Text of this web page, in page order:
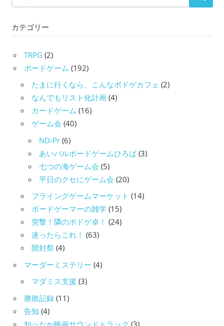
カテゴリー
TRPG (2)
ボードゲーム (192)
たまに行くなら、こんなボドゲカフェ (2)
なんでもリスト化計画 (4)
カードゲーム (16)
ゲーム会 (40)
ND-Pr (6)
あいパルボードゲームひろば(3)
七つの海ゲーム会 (5)
平日のクセにゲーム会 (20)
フライングゲームマーケット (14)
ボードゲーマーの雑学 (15)
突撃！隣のボドゲ卓！ (24)
迷ったらこれ！ (63)
開封祭 (4)
マーダーミステリー (4)
マダミス支援 (3)
勝敗記録 (11)
告知 (4)
知ったか映画サウンドトラック (3)